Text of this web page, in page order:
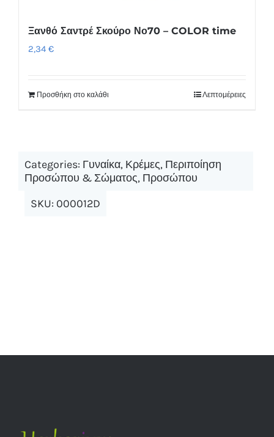
Ξανθό Σαντρέ Σκούρο Νο70 – COLOR time
2,34 €
Προσθήκη στο καλάθι Λεπτομέρειες
Categories: Γυναίκα, Κρέμες, Περιποίηση
Προσώπου & Σώματος, Προσώπου
SKU: 000012D